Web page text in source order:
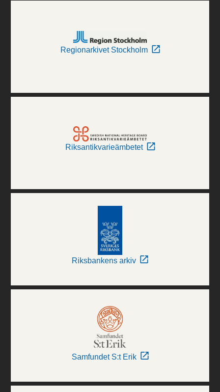
Regionarkivet Stockholm
Riksantikvarieämbetet
Riksbankens arkiv
Samfundet S:t Erik